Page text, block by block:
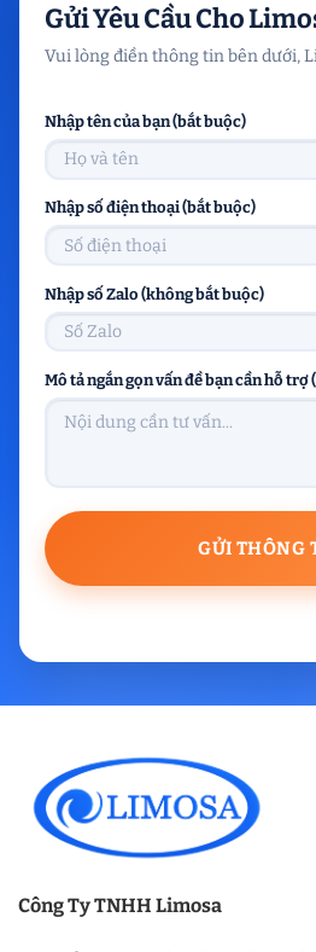
Gửi Yêu Cầu Cho
Vui lòng điền thông tin bên dưới,
Nhập tên của bạn (bắt buộc)
Nhập số điện thoại (bắt buộc)
Nhập số Zalo (không bắt buộc)
Mô tả ngắn gọn vấn đề bạn cần hỗ
Công Ty TNHH Limosa